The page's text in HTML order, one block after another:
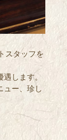
スタッフを
します。
ュー、珍し